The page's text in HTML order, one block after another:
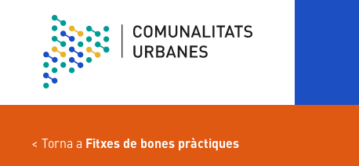
Torna a Fitxes de bones pràctiques